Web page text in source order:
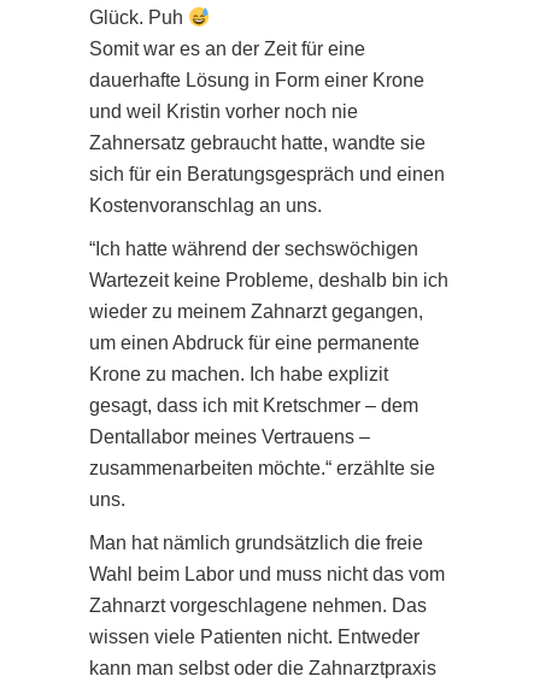
Glück. Puh
Somit war es an der Zeit für eine
dauerhafte Lösung in Form einer Krone
und weil Kristin vorher noch nie
Zahnersatz gebraucht hatte, wandte sie
sich für ein Beratungsgespräch und einen
Kostenvoranschlag an uns.
“Ich hatte während der sechswöchigen
Wartezeit keine Probleme, deshalb bin ich
wieder zu meinem Zahnarzt gegangen,
um einen Abdruck für eine permanente
Krone zu machen. Ich habe explizit
gesagt, dass ich mit Kretschmer – dem
Dentallabor meines Vertrauens –
zusammenarbeiten möchte.“ erzählte sie
uns.
Man hat nämlich grundsätzlich die freie
Wahl beim Labor und muss nicht das vom
Zahnarzt vorgeschlagene nehmen. Das
wissen viele Patienten nicht. Entweder
kann man selbst oder die Zahnarztpraxis